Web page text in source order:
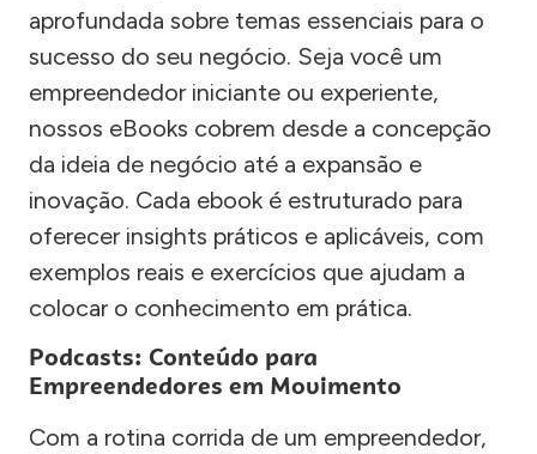
aprofundada sobre temas essenciais para o
sucesso do seu negócio. Seja você um
empreendedor iniciante ou experiente,
nossos eBooks cobrem desde a concepção
da ideia de negócio até a expansão e
inovação. Cada ebook é estruturado para
oferecer insights práticos e aplicáveis, com
exemplos reais e exercícios que ajudam a
colocar o conhecimento em prática.
Podcasts: Conteúdo para
Empreendedores em Movimento
Com a rotina corrida de um empreendedor,